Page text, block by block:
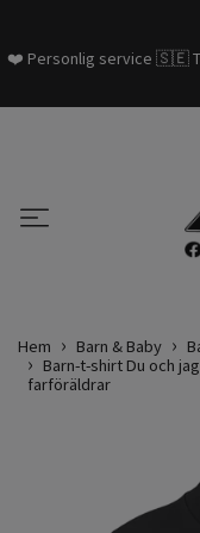
❤️ Personlig service 🇸🇪
Hem Barn & Baby
Barn-t-shirt Du och
farföräldrar